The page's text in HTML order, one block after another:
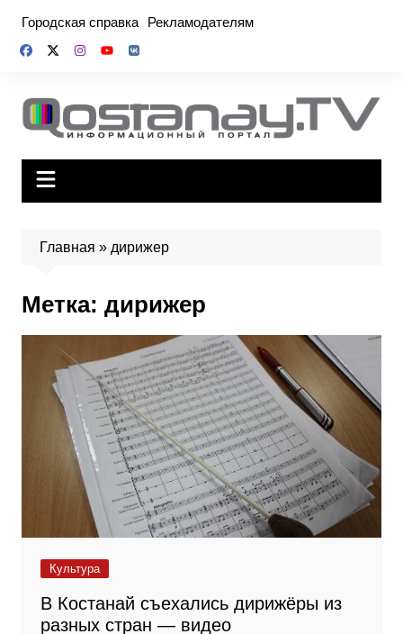
содержимому
Городская справка Рекламодателям
Главная » дирижер
Метка: дирижер
Культура
В Костанай съехались дирижёры из
разных стран — видео